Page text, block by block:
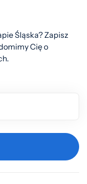
Śląska? Zapisz
Cię o